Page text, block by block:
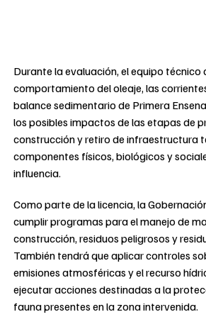
Durante la evaluación, el equipo técnico
comportamiento del oleaje, las
balance sedimentario de Primera
los posibles impactos de las etapas de
construcción y retiro de infraestructura
componentes físicos, biológicos y
influencia.
Como parte de la licencia, la
cumplir programas para el manejo de
construcción, residuos peligrosos y
También tendrá que aplicar controles
emisiones atmosféricas y el recurso
ejecutar acciones destinadas a la
fauna presentes en la zona intervenida.